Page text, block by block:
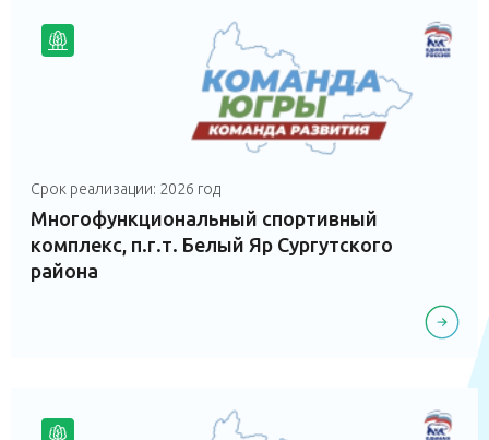
Срок реализации: 2026 год
Многофункциональный спортивный
комплекс, п.г.т. Белый Яр Сургутского
района